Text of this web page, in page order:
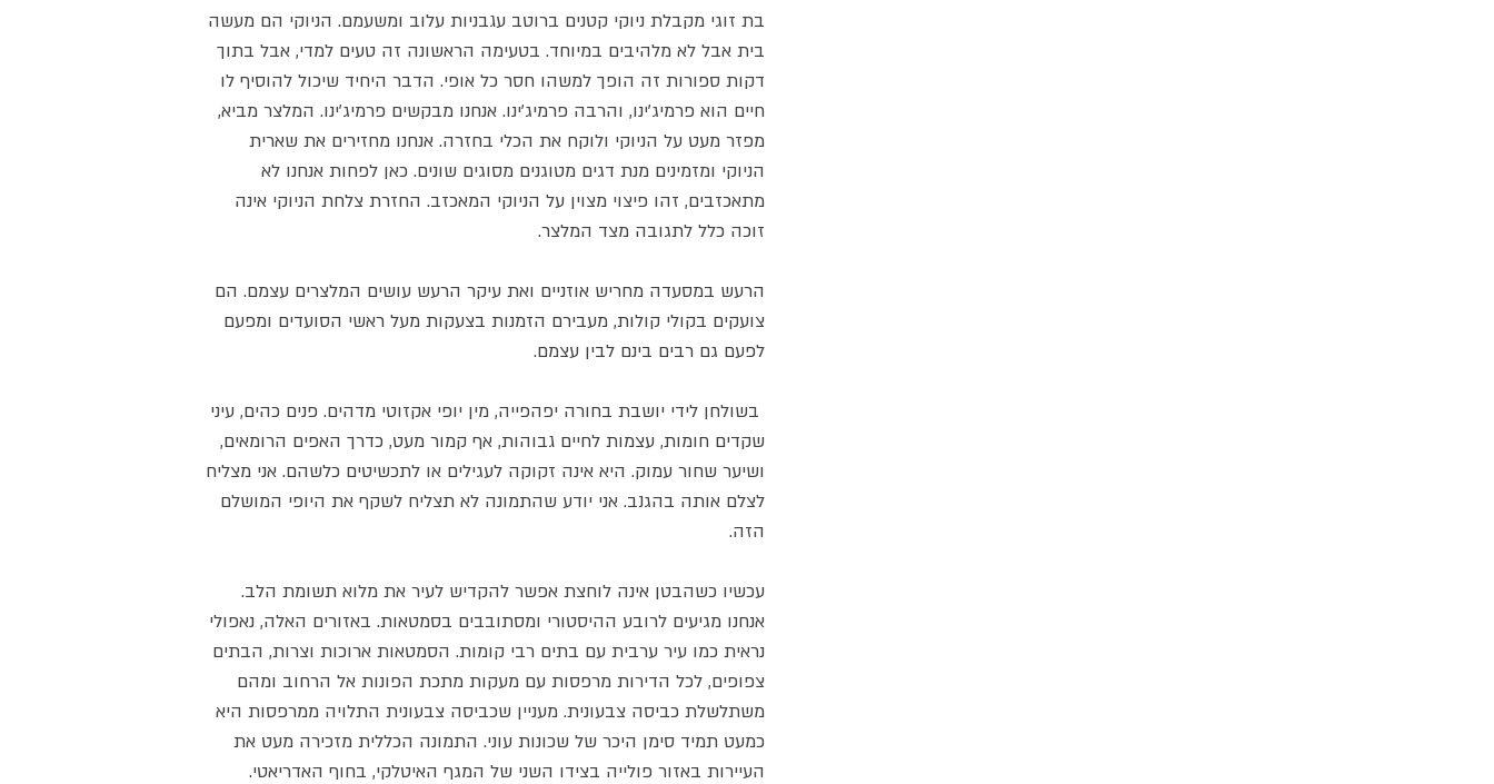
בת זוגי מקבלת ניוקי קטנים ברוטב עגבניות עלוב ומשעמם. הניוקי הם מעשה
בית אבל לא מלהיבים במיוחד. בטעימה הראשונה זה טעים למדי, אבל בתוך
דקות ספורות זה הופך למשהו חסר כל אופי. הדבר היחיד שיכול להוסיף לו
חיים הוא פרמיג’ינו, והרבה פרמיג’ינו. אנחנו מבקשים פרמיג’ינו. המלצר מביא,
מפזר מעט על הניוקי ולוקח את הכלי בחזרה. אנחנו מחזירים את שארית
הניוקי ומזמינים מנת דגים מטוגנים מסוגים שונים. כאן לפחות אנחנו לא
מתאכזבים, זהו פיצוי מצוין על הניוקי המאכזב. החזרת צלחת הניוקי אינה
זוכה כלל לתגובה מצד המלצר.
הרעש במסעדה מחריש אוזניים ואת עיקר הרעש עושים המלצרים עצמם. הם
צועקים בקולי קולות, מעבירם הזמנות בצעקות מעל ראשי הסועדים ומפעם
לפעם גם רבים בינם לבין עצמם.
בשולחן לידי יושבת בחורה יפהפייה, מין יופי אקזוטי מדהים. פנים כהים, עיני
שקדים חומות, עצמות לחיים גבוהות, אף קמור מעט, כדרך האפים הרומאים,
ושיער שחור עמוק. היא אינה זקוקה לעגילים או לתכשיטים כלשהם. אני מצליח
לצלם אותה בהגנב. אני יודע שהתמונה לא תצליח לשקף את היופי המושלם
הזה.
עכשיו כשהבטן אינה לוחצת אפשר להקדיש לעיר את מלוא תשומת הלב.
אנחנו מגיעים לרובע ההיסטורי ומסתובבים בסמטאות. באזורים האלה, נאפולי
נראית כמו עיר ערבית עם בתים רבי קומות. הסמטאות ארוכות וצרות, הבתים
צפופים, לכל הדירות מרפסות עם מעקות מתכת הפונות אל הרחוב ומהם
משתלשלת כביסה צבעונית. מעניין שכביסה צבעונית התלויה ממרפסות היא
כמעט תמיד סימן היכר של שכונות עוני. התמונה הכללית מזכירה מעט את
העיירות באזור פולייה בצידו השני של המגף האיטלקי, בחוף האדריאטי.